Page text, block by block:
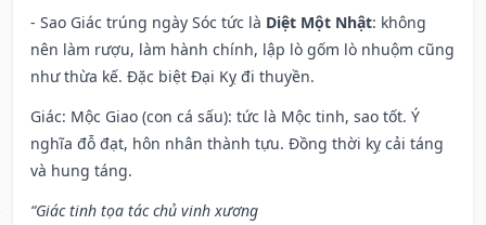
- Sao Giác trúng ngày Sóc tức là Diệt Một Nhật: không
nên làm rượu, làm hành chính, lập lò gốm lò nhuộm cũng
như thừa kế. Đặc biệt Đại Kỵ đi thuyền.
Giác: Mộc Giao (con cá sấu): tức là Mộc tinh, sao tốt. Ý
nghĩa đỗ đạt, hôn nhân thành tựu. Đồng thời kỵ cải táng
và hung táng.
“Giác tinh tọa tác chủ vinh xương